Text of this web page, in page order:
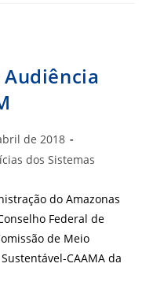
de 2018
dos Sistemas
do Amazonas
Federal de
de Meio
CAAMA da